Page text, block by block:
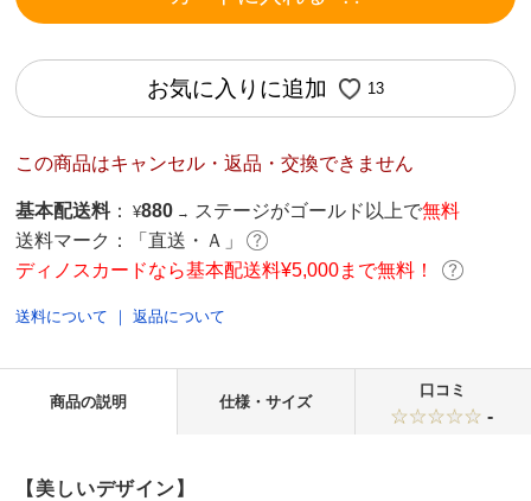
お気に入りに追加 13
この商品はキャンセル・返品・交換できません
基本配送料 ： ¥880 → ステージがゴールド以上で無料
送料マーク：
「直送・Ａ」
ディノスカードなら基本配送料¥5,000まで無料！
送料について ｜返品について
商品の説明 仕様・サイズ
口コミ
-
【美しいデザイン】